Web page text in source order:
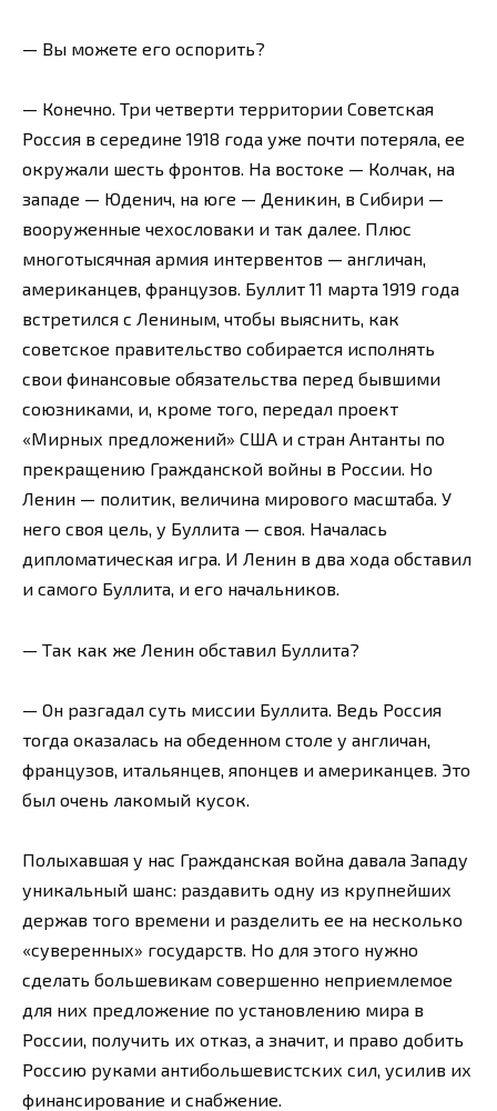
— Вы можете его оспорить?
— Конечно. Три четверти территории Советская
Россия в середине 1918 года уже почти потеряла, ее
окружали шесть фронтов. На востоке — Колчак, на
западе — Юденич, на юге — Деникин, в Сибири —
вооруженные чехословаки и так далее. Плюс
многотысячная армия интервентов — англичан,
американцев, французов. Буллит 11 марта 1919 года
встретился с Лениным, чтобы выяснить, как
советское правительство собирается исполнять
свои финансовые обязательства перед бывшими
союзниками, и, кроме того, передал проект
«Мирных предложений» США и стран Антанты по
прекращению Гражданской войны в России. Но
Ленин — политик, величина мирового масштаба. У
него своя цель, у Буллита — своя. Началась
дипломатическая игра. И Ленин в два хода обставил
и самого Буллита, и его начальников.
— Так как же Ленин обставил Буллита?
— Он разгадал суть миссии Буллита. Ведь Россия
тогда оказалась на обеденном столе у англичан,
французов, итальянцев, японцев и американцев. Это
был очень лакомый кусок.
Полыхавшая у нас Гражданская война давала Западу
уникальный шанс: раздавить одну из крупнейших
держав того времени и разделить ее на несколько
«суверенных» государств. Но для этого нужно
сделать большевикам совершенно неприемлемое
для них предложение по установлению мира в
России, получить их отказ, а значит, и право добить
Россию руками антибольшевистских сил, усилив их
финансирование и снабжение.